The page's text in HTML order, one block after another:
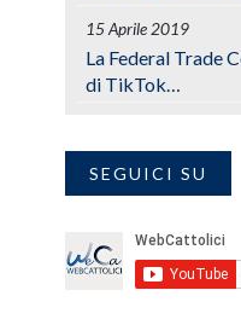
15 Aprile 2019
La Federal Trade
di TikTok…
SEGUICI SU